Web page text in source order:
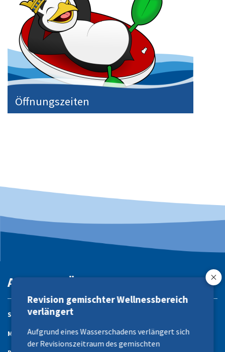
Öffnungszeiten
AquArenA Übersicht
Schwimmen
Massage/Beauty Kurse
Revision gemischter Wellnessbereich
verlängert
Aufgrund eines Wasserschadens verlängert sich
der Revisionszeitraum des gemischten